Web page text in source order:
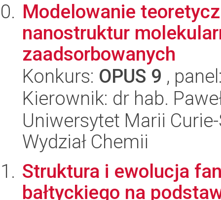
Modelowanie
nanostruktur
zaadsorbowanych
Konkurs: OPUS 9 ,
Kierownik: dr hab.
Uniwersytet Marii
Wydział Chemii
Struktura i ewolucja
bałtyckiego na